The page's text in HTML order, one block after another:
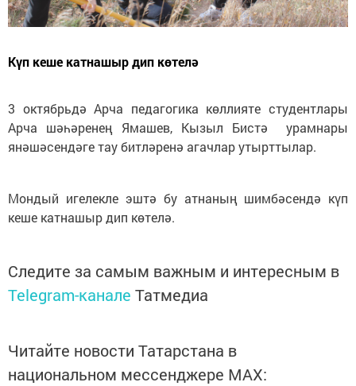
Күп кеше катнашыр дип көтелә
3 октябрьдә Арча педагогика көллияте студентлары
Арча шәһәренең Ямашев, Кызыл Бистә урамнары
янәшәсендәге тау битләренә агачлар утырттылар.
Мондый игелекле эштә бу атнаның шимбәсендә күп
кеше катнашыр дип көтелә.
Следите за самым важным и интересным в
Telegram-канале Татмедиа
Читайте новости Татарстана в
национальном мессенджере MАХ: